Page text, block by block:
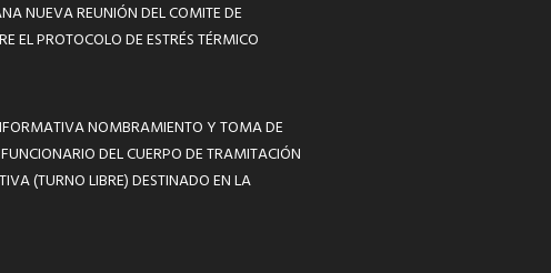
NUEVA REUNIÓN DEL COMITE DE
EL PROTOCOLO DE ESTRÉS TÉRMICO
NOMBRAMIENTO Y TOMA DE
DEL CUERPO DE TRAMITACIÓN
(TURNO LIBRE) DESTINADO EN LA